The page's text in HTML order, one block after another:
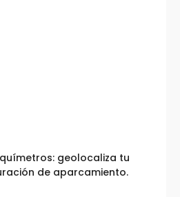
geolocaliza tu
de aparcamiento.